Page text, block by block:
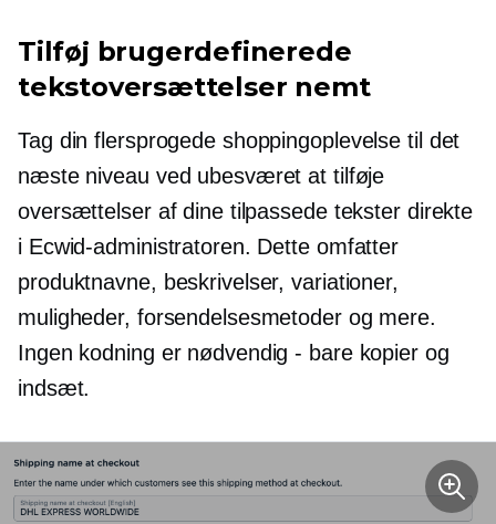
Tilføj brugerdefinerede
tekstoversættelser nemt
Tag din flersprogede shoppingoplevelse til det
næste niveau ved ubesværet at tilføje
oversættelser af dine tilpassede tekster direkte
i Ecwid-administratoren. Dette omfatter
produktnavne, beskrivelser, variationer,
muligheder, forsendelsesmetoder og mere.
Ingen kodning er nødvendig - bare kopier og
indsæt.